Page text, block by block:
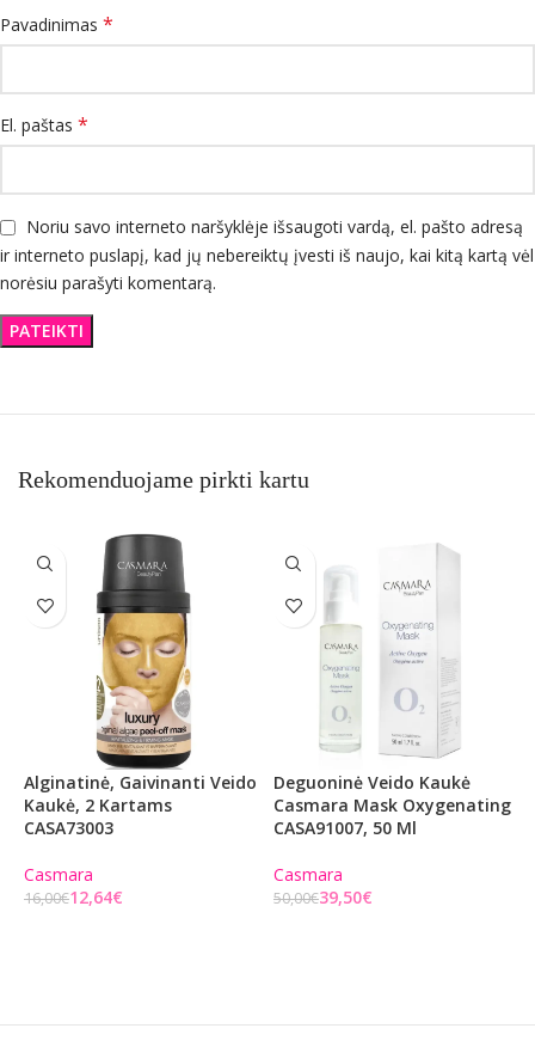
Pavadinimas *
El. paštas *
Noriu savo interneto naršyklėje išsaugoti vardą, el. pašto adresą
ir interneto puslapį, kad jų nebereiktų įvesti iš naujo, kai kitą kartą vėl
norėsiu parašyti komentarą.
Rekomenduojame pirkti kartu
Alginatinė, Gaivinanti Veido
Kaukė, 2 Kartams
CASA73003
Casmara
16,00€12,64€
Deguoninė Veido Kaukė
Casmara Mask Oxygenating
CASA91007, 50 Ml
Casmara
50,00€39,50€